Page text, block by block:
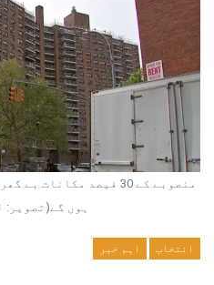
منصوبے کے 30 فیصد
ہوں گے(تصویر:
انتخاب اہم خبر